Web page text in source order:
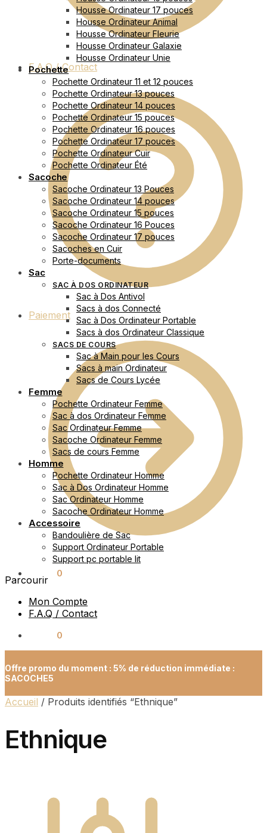
F.A.Q / Contact
Paiement
0
Housse Ordinateur 17 pouces
Housse Ordinateur Animal
Housse Ordinateur Fleurie
Housse Ordinateur Galaxie
Housse Ordinateur Unie
Pochette
Pochette Ordinateur 11 et 12 pouces
Pochette Ordinateur 13 pouces
Pochette Ordinateur 14 pouces
Pochette Ordinateur 15 pouces
Pochette Ordinateur 16 pouces
Pochette Ordinateur 17 pouces
Pochette Ordinateur Cuir
Pochette Ordinateur Été
Sacoche
Sacoche Ordinateur 13 Pouces
Sacoche Ordinateur 14 pouces
Sacoche Ordinateur 15 pouces
Sacoche Ordinateur 16 Pouces
Sacoche Ordinateur 17 pouces
Sacoches en Cuir
Porte-documents
Sac
SAC À DOS ORDINATEUR
Sac à Dos Antivol
Sacs à dos Connecté
Sac à Dos Ordinateur Portable
Sacs à dos Ordinateur Classique
SACS DE COURS
Sac à Main pour les Cours
Sacs à main Ordinateur
Sacs de Cours Lycée
Femme
Pochette Ordinateur Femme
Sac à dos Ordinateur Femme
Sac Ordinateur Femme
Sacoche Ordinateur Femme
Sacs de cours Femme
Homme
Pochette Ordinateur Homme
Sac à Dos Ordinateur Homme
Sac Ordinateur Homme
Sacoche Ordinateur Homme
Accessoire
Bandoulière de Sac
Support Ordinateur Portable
Support pc portable lit
Parcourir
Mon Compte
F.A.Q / Contact
0
Offre promo du moment : 5% de réduction immédiate :
SACOCHE5
Accueil / Produits identifiés “Ethnique”
Ethnique